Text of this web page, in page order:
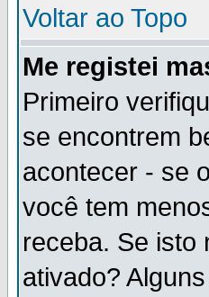
Voltar ao Topo
Me registei
Primeiro
se encontrem
acontecer - se
você tem
receba. Se isto
ativado?